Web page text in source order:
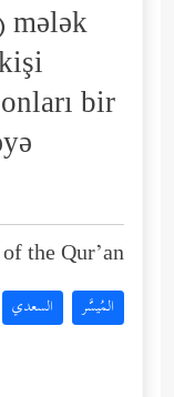
mələk
bir
the Qur’an:
المُيسَّر السعدي